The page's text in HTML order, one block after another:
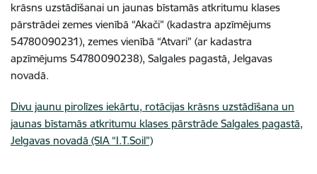
krāsns uzstādīšanai un jaunas bīstamās atkritumu klases
pārstrādei zemes vienībā “Akači” (kadastra apzīmējums
54780090231), zemes vienībā “Atvari” (ar kadastra
apzīmējums 54780090238), Salgales pagastā, Jelgavas
novadā.
Divu jaunu pirolīzes iekārtu, rotācijas krāsns uzstādīšana un
jaunas bīstamās atkritumu klases pārstrāde Salgales pagastā,
Jelgavas novadā (SIA “I.T.Soil”)